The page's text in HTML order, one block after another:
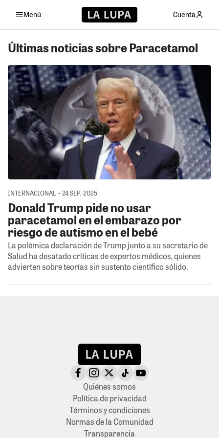
Menú Cuenta
Últimas noticias sobre Paracetamol
INTERNACIONAL • 24 SEP, 2025
Donald Trump pide no usar
paracetamol en el embarazo por
riesgo de autismo en el bebé
La polémica declaración de Trump junto a su secretario de
Salud ha desatado críticas de expertos médicos, quienes
advierten sobre teorías sin sustento científico sólido.
Quiénes somos
Política de privacidad
Términos y condiciones
Normas de la Comunidad
Transparencia